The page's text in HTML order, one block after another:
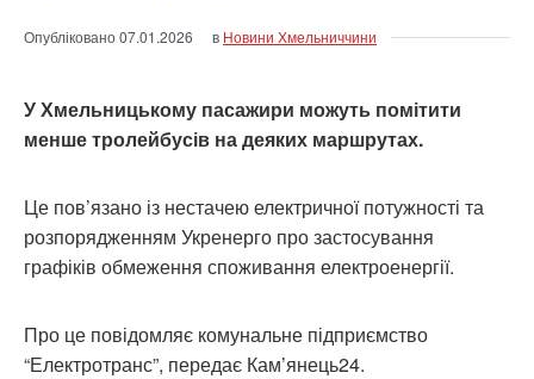
Опубліковано07.01.2026 в Новини Хмельниччини
У Хмельницькому пасажири можуть помітити
менше тролейбусів на деяких маршрутах.
Це пов’язано із нестачею електричної потужності та
розпорядженням Укренерго про застосування
графіків обмеження споживання електроенергії.
Про це повідомляє комунальне підприємство
“Електротранс”, передає Кам’янець24.